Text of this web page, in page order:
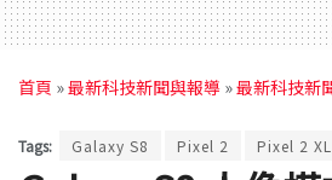
首頁 »最新科技新聞與報導 »最新科技新
Tags: Galaxy S8 Pixel 2 Pixel 2 XL